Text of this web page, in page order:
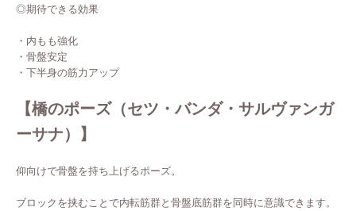
◎期待できる効果
・内もも強化
・骨盤安定
・下半身の筋力アップ
【橋のポーズ（セツ・バンダ・サルヴァンガ
ーサナ）】
仰向けで骨盤を持ち上げるポーズ。
ブロックを挟むことで内転筋群と骨盤底筋群を同時に意識できます。